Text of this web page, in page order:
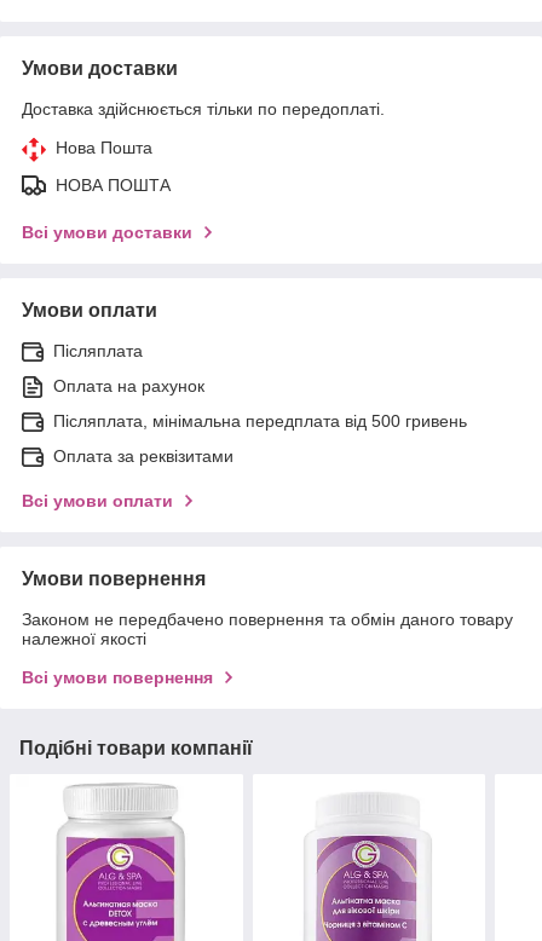
Умови доставки
Доставка здійснюється тільки по передоплаті.
Нова Пошта
НОВА ПОШТА
Всі умови доставки
Умови оплати
Післяплата
Оплата на рахунок
Післяплата, мінімальна передплата від 500 гривень
Оплата за реквізитами
Всі умови оплати
Умови повернення
Законом не передбачено повернення та обмін даного товару
належної якості
Всі умови повернення
Подібні товари компанії